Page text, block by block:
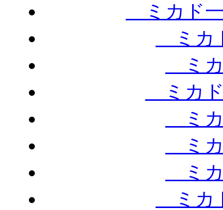
ミカド
ミカ
ミカ
ミカド
ミカ
ミカ
ミカ
ミカ